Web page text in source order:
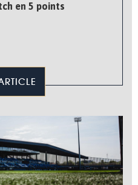
en 5 points